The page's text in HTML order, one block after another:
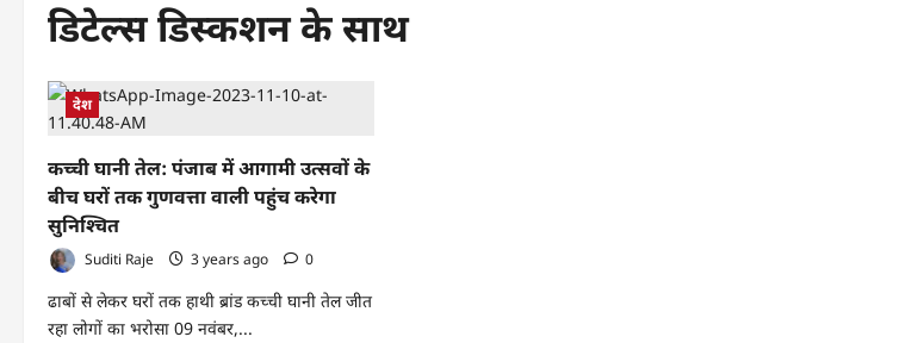
डिटेल्स डिस्कशन के साथ
देश
कच्ची घानी तेल: पंजाब में आगामी उत्सवों के
बीच घरों तक गुणवत्ता वाली पहुंच करेगा
सुनिश्चित
Suditi Raje 3 years ago 0
ढाबों से लेकर घरों तक हाथी ब्रांड कच्ची घानी तेल जीत
रहा लोगों का भरोसा 09 नवंबर,...